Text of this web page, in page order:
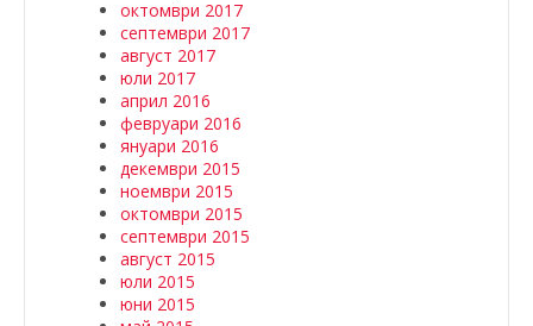
октомври 2017
септември 2017
август 2017
юли 2017
април 2016
февруари 2016
януари 2016
декември 2015
ноември 2015
октомври 2015
септември 2015
август 2015
юли 2015
юни 2015